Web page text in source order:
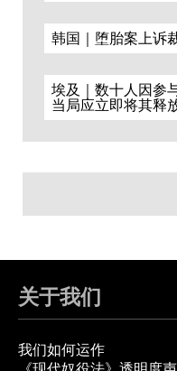
韩国｜堕胎案上诉
埃及｜数十人因参
当局应立即将其释
关于我们
我们如何运作